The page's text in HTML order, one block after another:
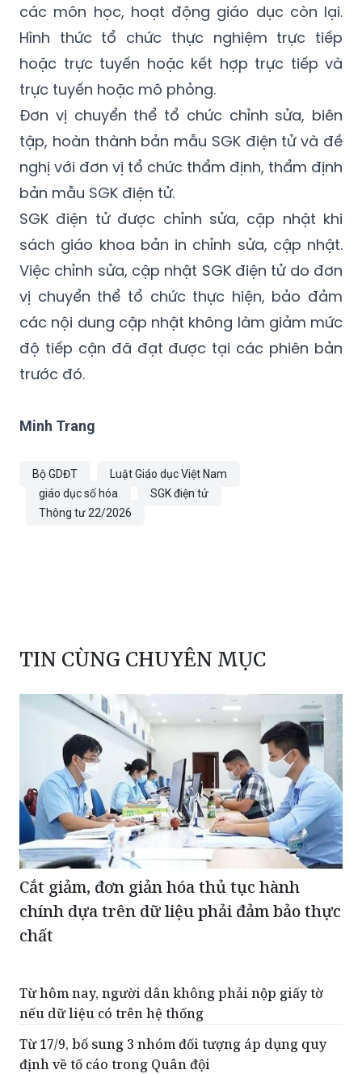
các môn học, hoạt động giáo dục còn lại.
Hình thức tổ chức thực nghiệm trực tiếp
hoặc trực tuyến hoặc kết hợp trực tiếp và
trực tuyến hoặc mô phỏng.
Đơn vị chuyển thể tổ chức chỉnh sửa, biên
tập, hoàn thành bản mẫu SGK điện tử và đề
nghị với đơn vị tổ chức thẩm định, thẩm định
bản mẫu SGK điện tử.
SGK điện tử được chỉnh sửa, cập nhật khi
sách giáo khoa bản in chỉnh sửa, cập nhật.
Việc chỉnh sửa, cập nhật SGK điện tử do đơn
vị chuyển thể tổ chức thực hiện, bảo đảm
các nội dung cập nhật không làm giảm mức
độ tiếp cận đã đạt được tại các phiên bản
trước đó.
Minh Trang
Bộ GDĐT
Luật Giáo dục Việt Nam
giáo dục số hóa
SGK điện tử
Thông tư 22/2026
TIN CÙNG CHUYÊN MỤC
Cắt giảm, đơn giản hóa thủ tục hành
chính dựa trên dữ liệu phải đảm bảo thực
chất
Từ hôm nay, người dân không phải nộp giấy tờ
nếu dữ liệu có trên hệ thống
Từ 17/9, bổ sung 3 nhóm đối tượng áp dụng quy
định về tố cáo trong Quân đội